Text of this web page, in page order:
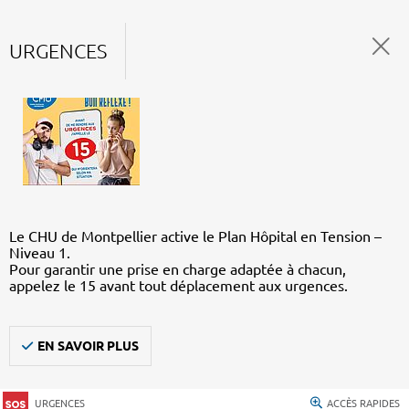
URGENCES
Le CHU de Montpellier active le Plan Hôpital en Tension –
Niveau 1.
Pour garantir une prise en charge adaptée à chacun,
appelez le 15 avant tout déplacement aux urgences.
EN SAVOIR PLUS
URGENCES ACCÈS RAPIDES